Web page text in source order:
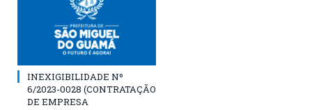
INEXIGIBILIDADE Nº
6/2023-0028 (CONTRATAÇÃO
DE EMPRESA